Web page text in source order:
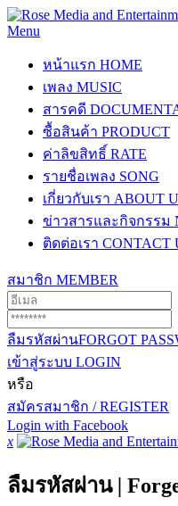
Menu
หน้าแรก HOME
เพลง MUSIC
สารคดี
ซื้อสินค้า PRODUCT
ค่าลิขสิทธิ์ RATE
รายชื่อเพลง SONG
เกี่ยวกับเรา ABOUT
ข่าวสารและกิจกรรม
ติดต่อเรา CONTACT
สมาชิก MEMBER
ลืมรหัสผ่านFORGOT
เข้าสู่ระบบ LOGIN
หรือ
สมัครสมาชิก / REGISTER
Login with Facebook
x
ลืมรหัสผ่าน |